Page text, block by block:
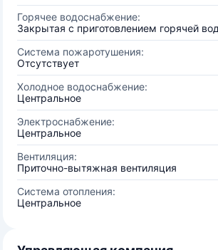
Горячее водоснабжение:
Закрытая с приготовлением горячей
Система пожаротушения:
Отсутствует
Холодное водоснабжение:
Центральное
Электроснабжение:
Центральное
Вентиляция:
Приточно-вытяжная вентиляция
Система отопления:
Центральное